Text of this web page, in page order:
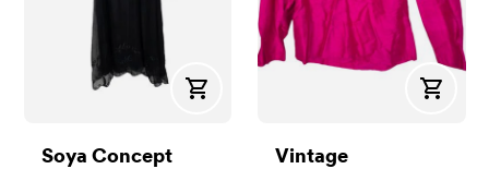
Kjøp
Soya Concept
Kjøp
Vintage